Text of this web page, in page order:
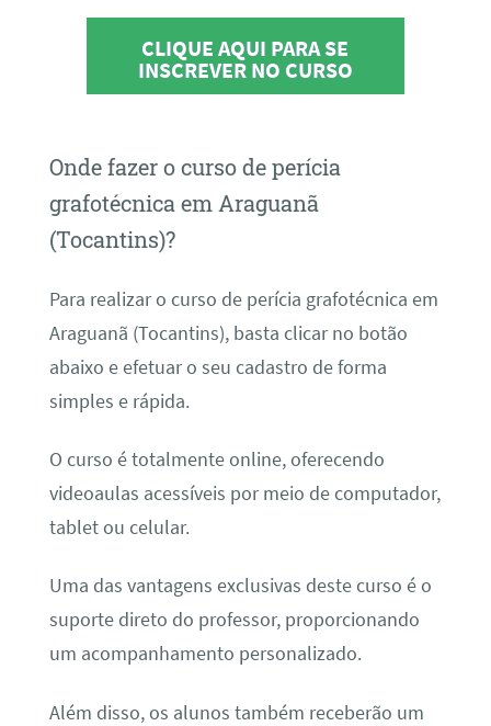
CLIQUE AQUI PARA SE
INSCREVER NO CURSO
Onde fazer o curso de perícia
grafotécnica em Araguanã
(Tocantins)?
Para realizar o curso de perícia grafotécnica em
Araguanã (Tocantins), basta clicar no botão
abaixo e efetuar o seu cadastro de forma
simples e rápida.
O curso é totalmente online, oferecendo
videoaulas acessíveis por meio de computador,
tablet ou celular.
Uma das vantagens exclusivas deste curso é o
suporte direto do professor, proporcionando
um acompanhamento personalizado.
Além disso, os alunos também receberão um